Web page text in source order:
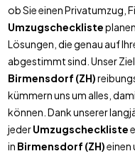
ob Sie einen Privatumzug,
Umzugscheckliste
Lösungen, die genau auf
abgestimmt sind. Unser
Birmensdorf (ZH)
kümmern uns um alles,
können. Dank unserer
jederUmzugscheckliste
in Birmensdorf (ZH)einen